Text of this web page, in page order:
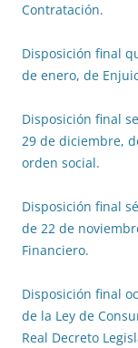
Contratación.
Disposición final
de enero, de
Disposición final
29 de diciembre,
orden social.
Disposición final
de 22 de
Financiero.
Disposición final
de la Ley de
Real Decreto